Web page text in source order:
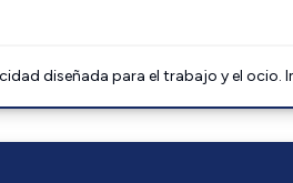
diseñada para el trabajo y el